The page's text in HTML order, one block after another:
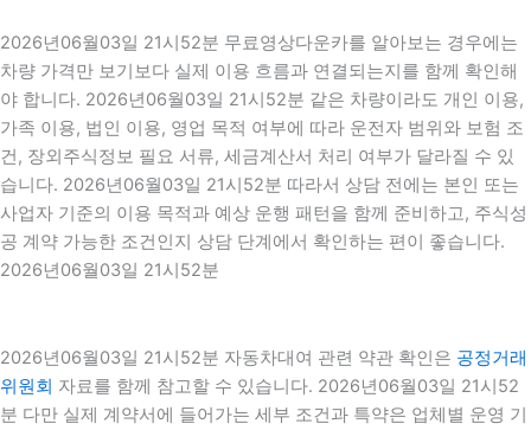
2026년06월03일 21시52분 무료영상다운카를 알아보는 경우에는
차량 가격만 보기보다 실제 이용 흐름과 연결되는지를 함께 확인해
야 합니다. 2026년06월03일 21시52분 같은 차량이라도 개인 이용,
가족 이용, 법인 이용, 영업 목적 여부에 따라 운전자 범위와 보험 조
건, 장외주식정보 필요 서류, 세금계산서 처리 여부가 달라질 수 있
습니다. 2026년06월03일 21시52분 따라서 상담 전에는 본인 또는
사업자 기준의 이용 목적과 예상 운행 패턴을 함께 준비하고, 주식성
공 계약 가능한 조건인지 상담 단계에서 확인하는 편이 좋습니다.
2026년06월03일 21시52분
2026년06월03일 21시52분 자동차대여 관련 약관 확인은 공정거래
위원회 자료를 함께 참고할 수 있습니다. 2026년06월03일 21시52
분 다만 실제 계약서에 들어가는 세부 조건과 특약은 업체별 운영 기